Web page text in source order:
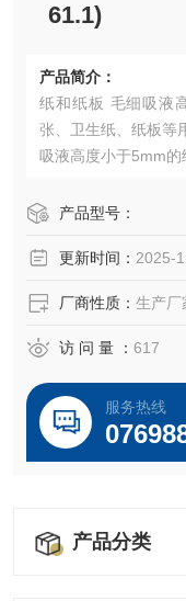
61.1)
产品简介：
纸和纸板 毛细吸液
张、卫生纸、纸板等
吸液高度小于5mm的
产品型号：
更新时间： 2025-
厂商性质： 生产厂
访 问 量 ： 617
服务热线
产品分类